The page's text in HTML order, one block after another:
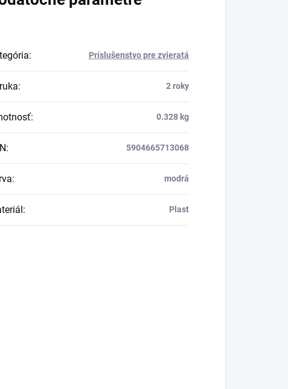
: Príslušenstvo pre zvieratá
: 2 roky
: 0.328 kg
: 5904665713068
: modrá
: Plast